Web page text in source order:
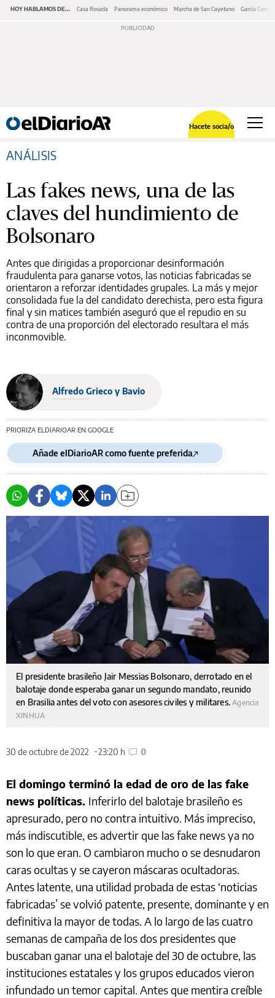
HOY HABLAMOS DE... Casa Rosada Panorama económico Marcha de San Cayetano García Cuerva
Hacete socia/o
ANÁLISIS
Las fakes news, una de las
claves del hundimiento de
Bolsonaro
Antes que dirigidas a proporcionar desinformación
fraudulenta para ganarse votos, las noticias fabricadas se
orientaron a reforzar identidades grupales. La más y mejor
consolidada fue la del candidato derechista, pero esta figura
final y sin matices también aseguró que el repudio en su
contra de una proporción del electorado resultara el más
inconmovible.
Alfredo Grieco y Bavio
PRIORIZA ELDIARIOAR EN GOOGLE
Añade elDiarioAR como fuente preferida
El presidente brasileño Jair Messias Bolsonaro, derrotado en el
balotaje donde esperaba ganar un segundo mandato, reunido
en Brasilia antes del voto con asesores civiles y militares.Agencia
XINHUA
30 de octubre de 2022 23:20 h 0
El domingo terminó la edad de oro de las fake
news políticas. Inferirlo del balotaje brasileño es
apresurado, pero no contra intuitivo. Más impreciso,
más indiscutible, es advertir que las fake news ya no
son lo que eran. O cambiaron mucho o se desnudaron
caras ocultas y se cayeron máscaras ocultadoras.
Antes latente, una utilidad probada de estas ‘noticias
fabricadas’ se volvió patente, presente, dominante y en
definitiva la mayor de todas. A lo largo de las cuatro
semanas de campaña de los dos presidentes que
buscaban ganar una el balotaje del 30 de octubre, las
instituciones estatales y los grupos educados vieron
infundado un temor capital. Antes que mentira creíble